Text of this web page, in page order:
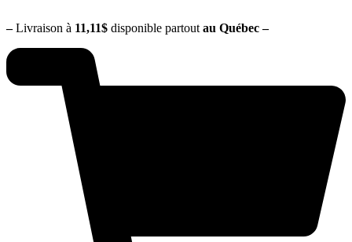
–Livraison à 11,11$ disponible partout au Québec –